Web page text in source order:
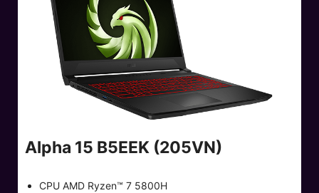
Alpha 15 B5EEK (205VN)
CPU AMD Ryzen™ 7 5800H